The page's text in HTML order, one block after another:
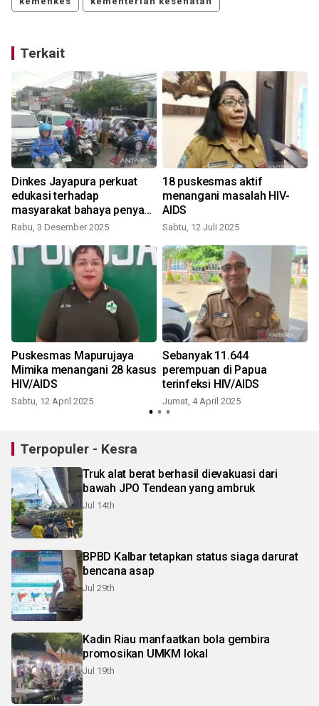
Terkait
Dinkes Jayapura perkuat
edukasi terhadap
masyarakat bahaya penyakit
menular HIV
Rabu, 3 Desember 2025
18 puskesmas aktif
menangani masalah HIV-
AIDS
Sabtu, 12 Juli 2025
Puskesmas Mapurujaya
Mimika menangani 28 kasus
HIV/AIDS
Sabtu, 12 April 2025
Sebanyak 11.644
perempuan di Papua
terinfeksi HIV/AIDS
Jumat, 4 April 2025
Terpopuler - Kesra
Truk alat berat berhasil dievakuasi dari
bawah JPO Tendean yang ambruk
Jul 14th
BPBD Kalbar tetapkan status siaga darurat
bencana asap
Jul 29th
Kadin Riau manfaatkan bola gembira
promosikan UMKM lokal
Jul 19th